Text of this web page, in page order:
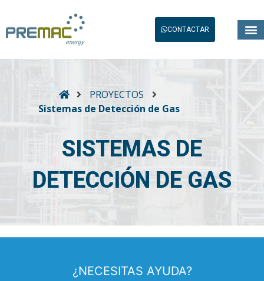
CONTACTAR
PROYECTOS
Sistemas de Detección de Gas
SISTEMAS DE
DETECCIÓN DE GAS
¿NECESITAS AYUDA?